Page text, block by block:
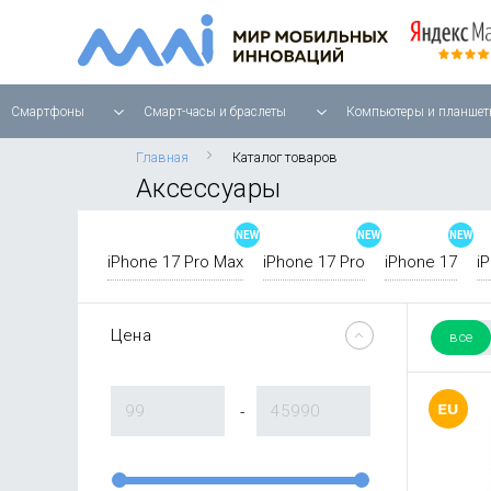
Смартфоны Смарт-часы и браслеты Компьютеры и
Главная Каталог товаров
Аксессуары
iPhone 17 Pro Max iPhone 17 Pro iPhone 17
Цена все